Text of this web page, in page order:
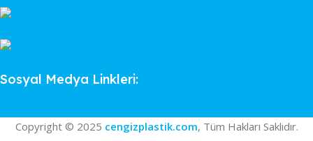
Sosyal Medya Linkleri:
Copyright © 2025 cengizplastik.com, Tüm Hakları Saklıdır.